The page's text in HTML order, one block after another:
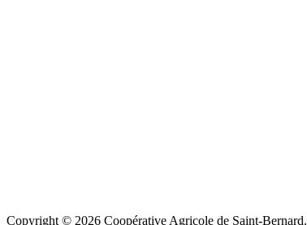
Copyright © 2026 Coopérative Agricole de Saint-Bernard.